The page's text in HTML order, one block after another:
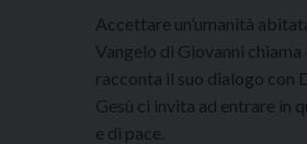
Accettare un’umanità
Vangelo di Giovanni
racconta il suo dialogo con
Gesù ci invita ad entrare in
e di pace.